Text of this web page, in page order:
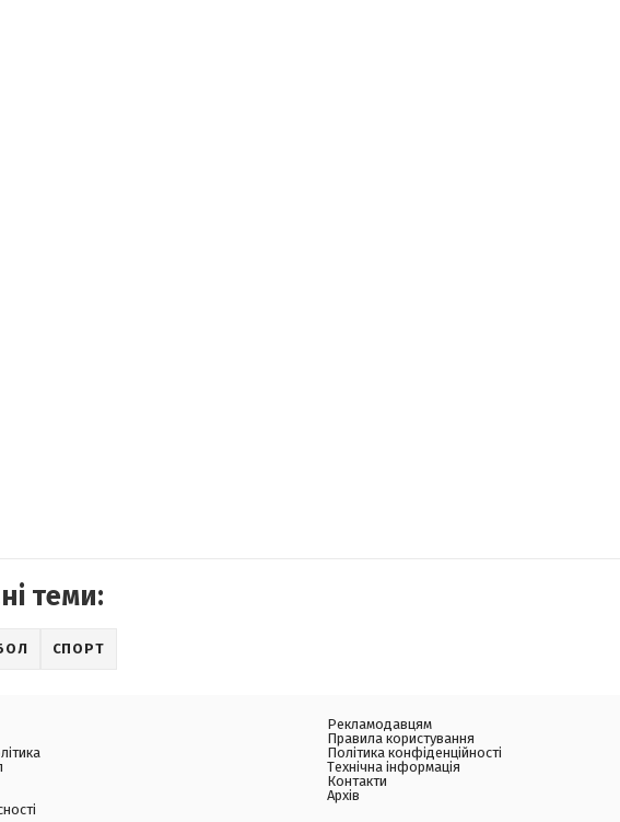
теми:
СПОРТ
Рекламодавцям
Правила користування
Політика конфіденційності
Технічна інформація
Контакти
Архів